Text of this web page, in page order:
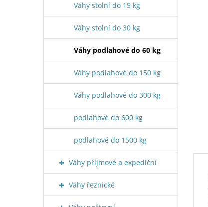
Váhy stolní do 15 kg
Váhy stolní do 30 kg
Váhy podlahové do 60 kg
Váhy podlahové do 150 kg
Váhy podlahové do 300 kg
podlahové do 600 kg
podlahové do 1500 kg
Váhy příjmové a expediční
Váhy řeznické